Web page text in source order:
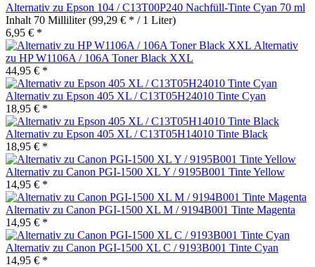
Alternativ zu Epson 104 / C13T00P240 Nachfüll-Tinte Cyan 70 ml
Inhalt 70 Milliliter(99,29 € * / 1 Liter)
6,95 € *
Alternativ
zu HP W1106A / 106A Toner Black XXL
44,95 € *
Alternativ zu Epson 405 XL / C13T05H24010 Tinte Cyan
18,95 € *
Alternativ zu Epson 405 XL / C13T05H14010 Tinte Black
18,95 € *
Alternativ zu Canon PGI-1500 XL Y / 9195B001 Tinte Yellow
14,95 € *
Alternativ zu Canon PGI-1500 XL M / 9194B001 Tinte Magenta
14,95 € *
Alternativ zu Canon PGI-1500 XL C / 9193B001 Tinte Cyan
14,95 € *